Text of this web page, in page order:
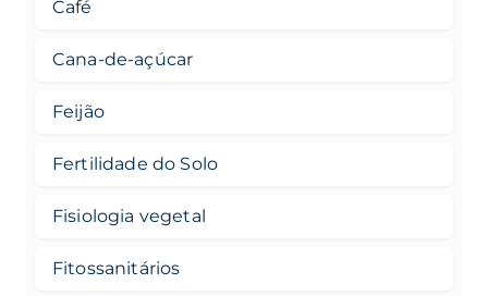
Café
Cana-de-açúcar
Feijão
Fertilidade do Solo
Fisiologia vegetal
Fitossanitários